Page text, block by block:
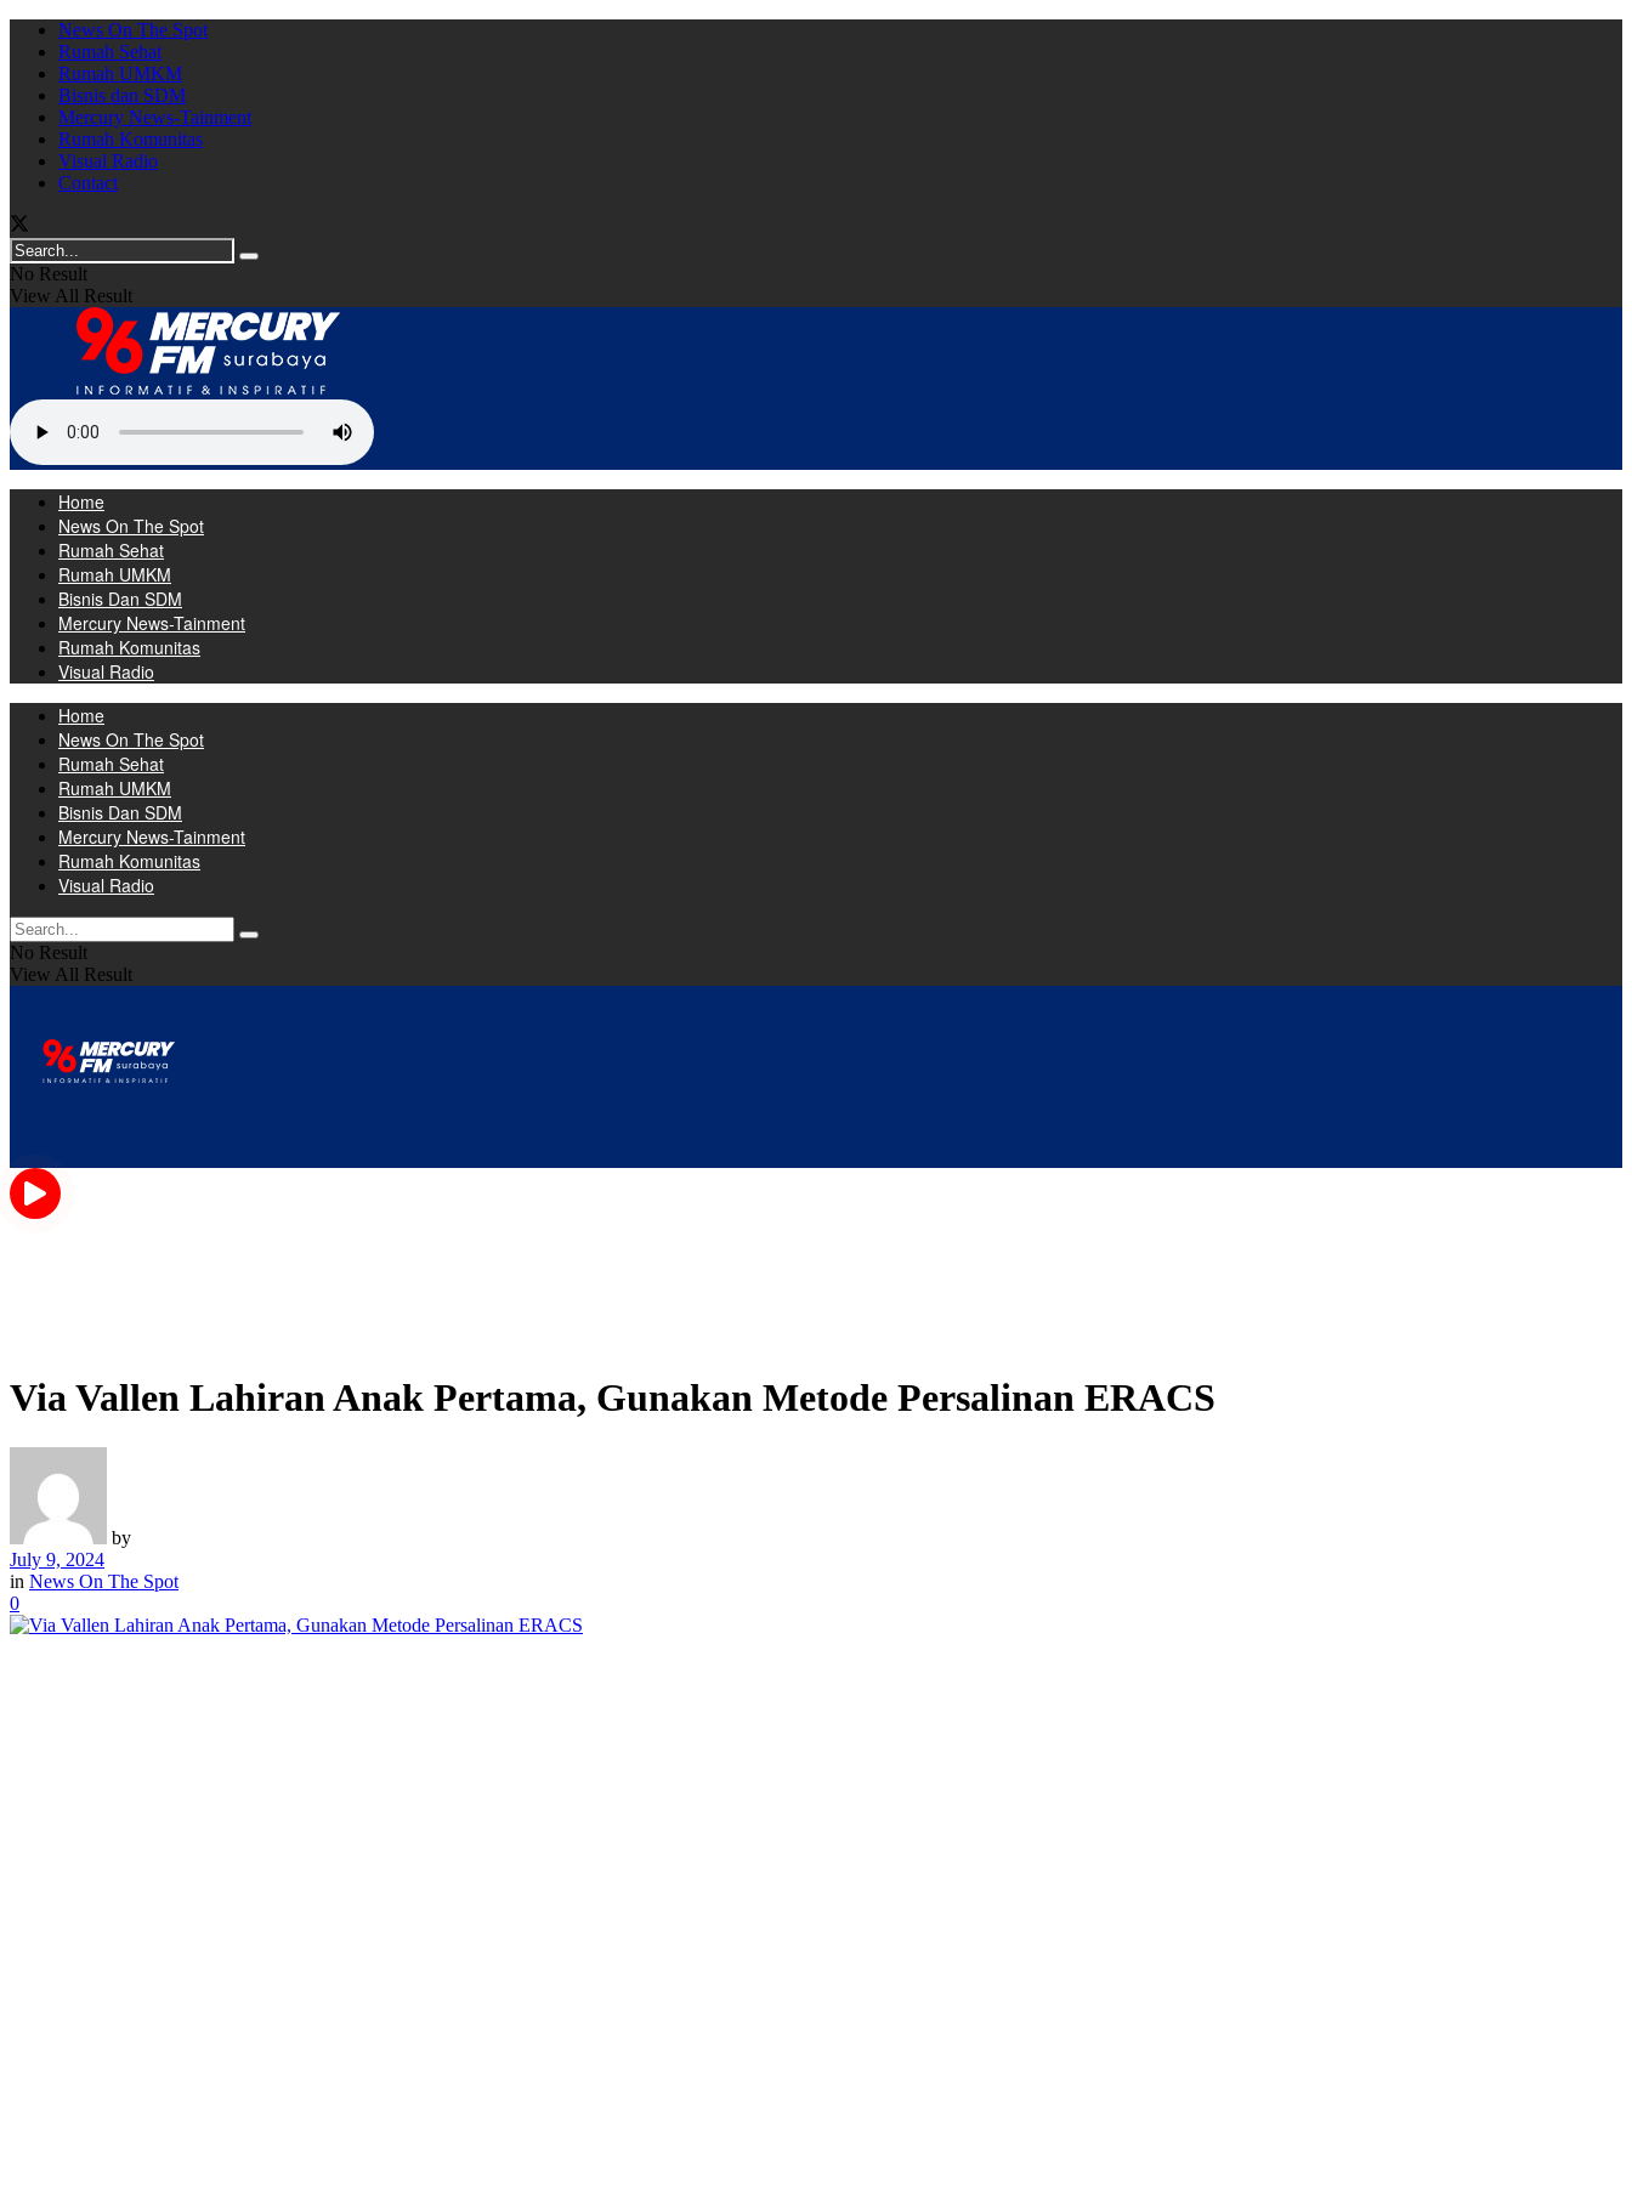
News On The Spot
Rumah Sehat
Rumah UMKM
Bisnis dan SDM
Mercury News-Tainment
Rumah Komunitas
Visual Radio
Contact
No Result
View All Result
Home
News On The Spot
Rumah Sehat
Rumah UMKM
Bisnis Dan SDM
Mercury News-Tainment
Rumah Komunitas
Visual Radio
Home
News On The Spot
Rumah Sehat
Rumah UMKM
Bisnis Dan SDM
Mercury News-Tainment
Rumah Komunitas
Visual Radio
No Result
View All Result
Via Vallen Lahiran Anak Pertama, Gunakan Metode Persalinan ERACS
by
July 9, 2024
in News On The Spot
0